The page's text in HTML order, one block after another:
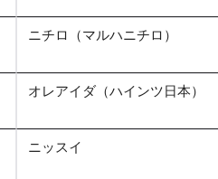
ニチロ（マルハニチロ）
オレアイダ（ハインツ日本）
ニッスイ